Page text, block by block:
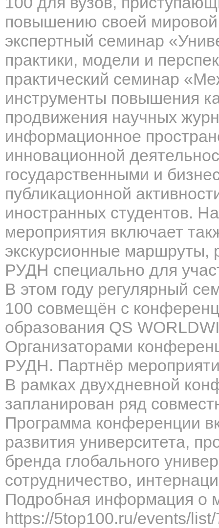
повышению своей мировой
экспертный семинар
практики, модели и
практический семинар
инструменты повышения
продвижения научных
информационное
инновационной
государственными и
публикационной
иностранных студентов.
мероприятия включает
экскурсионные маршруты,
РУДН специально для
В этом году регулярный
100 совмещён с
образования QS
Организаторами
РУДН. Партнёр
В рамках двухдневной
запланирован ряд
Программа конференции
развития университета,
бренда глобального
сотрудничество,
Подробная информация о
https://5top100.ru/events/